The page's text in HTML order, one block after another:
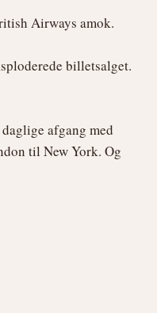
Airways amok.
billetsalget.
afgang med
til New York. Og